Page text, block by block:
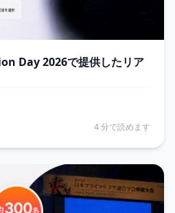
Day 2026で提供したリア
4 分で読めます